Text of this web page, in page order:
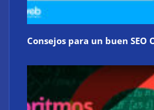
Consejos para un buen SEO